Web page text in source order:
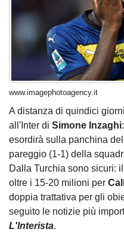
www.imagephotoagency.it
A distanza di quindici
all'Inter di Simone Inzaghi
esordirà sulla panchina
pareggio (1-1) della
Dalla Turchia sono sicuri:
oltre i 15-20 milioni per
doppia trattativa per gli
seguito le notizie più
L'Interista.